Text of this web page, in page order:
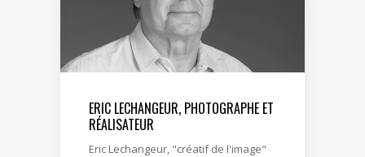
ERIC LECHANGEUR, PHOTOGRAPHE ET
RÉALISATEUR
Eric Lechangeur, "créatif de l'image"